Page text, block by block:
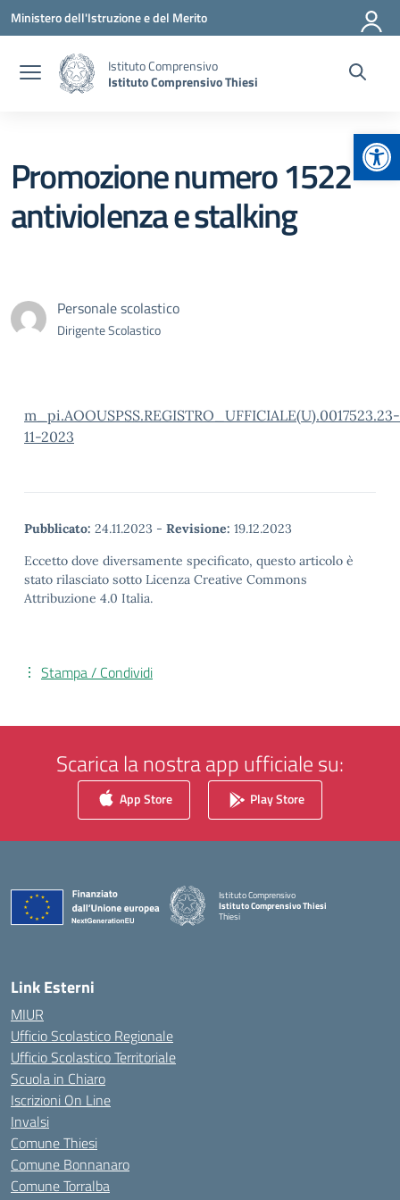
Vai ai contenuti
Vai al menu di navigazione
Vai al footer
Ministero dell'Istruzione e del Merito
Istituto Comprensivo
Istituto Comprensivo Thiesi
Promozione numero 1522
antiviolenza e stalking
Personale scolastico
Dirigente Scolastico
m_pi.AOOUSPSS.REGISTRO_UFFICIALE(U).0017523.23-
11-2023
Pubblicato: 24.11.2023 - Revisione: 19.12.2023
Eccetto dove diversamente specificato, questo articolo è
stato rilasciato sotto Licenza Creative Commons
Attribuzione 4.0 Italia.
Stampa / Condividi
Scarica la nostra app ufficiale su:
App Store Play Store
Istituto Comprensivo
Istituto Comprensivo Thiesi
Thiesi
Link Esterni
MIUR
Ufficio Scolastico Regionale
Ufficio Scolastico Territoriale
Scuola in Chiaro
Iscrizioni On Line
Invalsi
Comune Thiesi
Comune Bonnanaro
Comune Torralba